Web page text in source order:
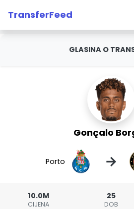
TransferFeed
GLASINA O
Gonçalo
Porto →
10.0M
CIJENA
25
DOB